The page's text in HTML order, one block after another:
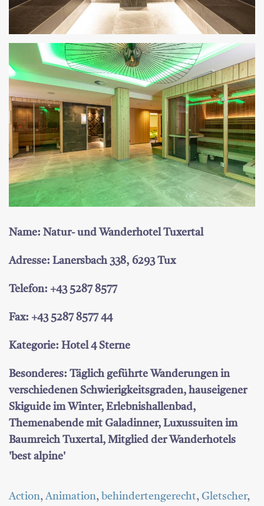
Name: Natur- und Wanderhotel Tuxertal
Adresse: Lanersbach 338, 6293 Tux
Telefon: +43 5287 8577
Fax: +43 5287 8577 44
Kategorie: Hotel 4 Sterne
Besonderes: Täglich geführte Wanderungen in
verschiedenen Schwierigkeitsgraden, hauseigener
Skiguide im Winter, Erlebnishallenbad,
Themenabende mit Galadinner, Luxussuiten im
Baumreich Tuxertal, Mitglied der Wanderhotels
'best alpine'
Action,Animation, behindertengerecht, Gletscher,